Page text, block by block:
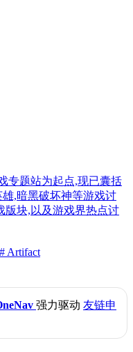
专题站为起点,现已囊括
,暗黑破坏神等游戏讨
版块,以及游戏界热点讨
# Artifact
强力驱动 友链申